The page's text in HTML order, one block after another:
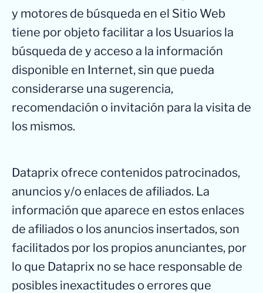
y motores de búsqueda en el Sitio Web
tiene por objeto facilitar a los Usuarios la
búsqueda de y acceso a la información
disponible en Internet, sin que pueda
considerarse una sugerencia,
recomendación o invitación para la visita de
los mismos.
Dataprix ofrece contenidos patrocinados,
anuncios y/o enlaces de afiliados. La
información que aparece en estos enlaces
de afiliados o los anuncios insertados, son
facilitados por los propios anunciantes, por
lo que Dataprix no se hace responsable de
posibles inexactitudes o errores que